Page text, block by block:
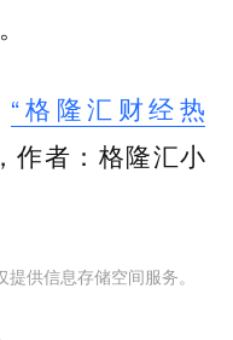
“格隆汇财经热
，作者：格隆汇小
供信息存储空间服务。